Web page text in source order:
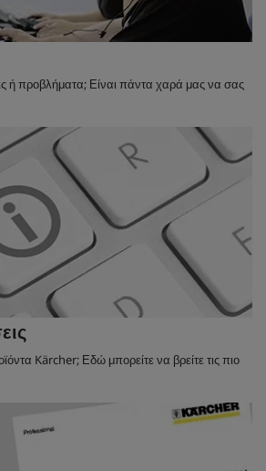
ή προβλήματα; Είναι πάντα χαρά μας να σας
Kärcher; Εδώ μπορείτε να βρείτε τις πιο